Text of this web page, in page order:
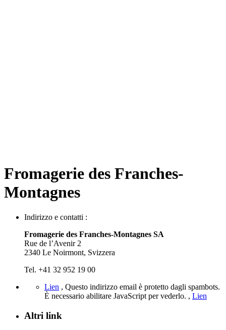
Fromagerie des Franches-
Montagnes
Indirizzo e contatti :
Fromagerie des Franches-Montagnes SA
Rue de l’Avenir 2
2340 Le Noirmont, Svizzera
Tel. +41 32 952 19 00
Lien , Questo indirizzo email è protetto dagli spambots.
È necessario abilitare JavaScript per vederlo. , Lien
Altri link